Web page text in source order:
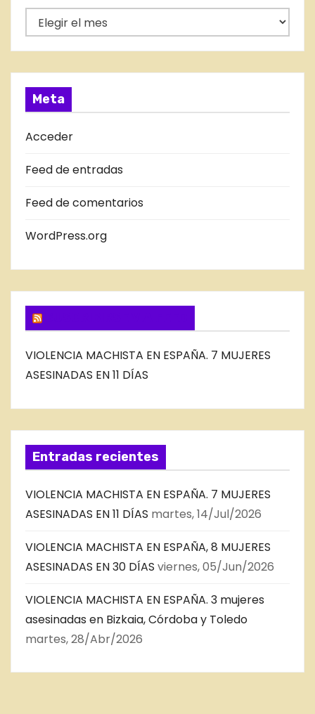
í
a
s
N
T
R
D
A
D
B
O
G
Meta
Acceder
Feed de entradas
Feed de comentarios
WordPress.org
VIOLENCIA MACHISTA EN ESPAÑA. 7 MUJERES
ASESINADAS EN 11 DÍAS
Entradas recientes
VIOLENCIA MACHISTA EN ESPAÑA. 7 MUJERES
ASESINADAS EN 11 DÍAS martes, 14/Jul/2026
VIOLENCIA MACHISTA EN ESPAÑA, 8 MUJERES
ASESINADAS EN 30 DÍAS viernes, 05/Jun/2026
VIOLENCIA MACHISTA EN ESPAÑA. 3 mujeres
asesinadas en Bizkaia, Córdoba y Toledo
martes, 28/Abr/2026